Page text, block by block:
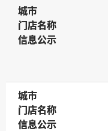
城市
城市
门店名称
门店名称
信息公示
信息公示
城市
城市
门店名称
门店名称
信息公示
信息公示